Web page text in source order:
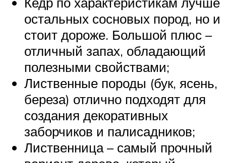
остальных сосновых пород, но и
стоит дороже. Большой плюс –
отличный запах, обладающий
полезными свойствами;
Лиственные породы (бук, ясень,
береза) отлично подходят для
создания декоративных
заборчиков и палисадников;
Лиственница – самый прочный